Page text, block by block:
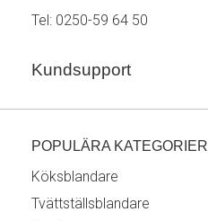
Tel: 0250-59 64 50
Kundsupport
POPULÄRA KATEGORIER
Köksblandare
Tvättställsblandare